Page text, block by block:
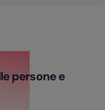
persone e